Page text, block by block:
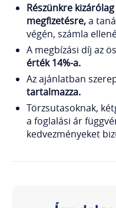
Részünkre
megfizetésre,a
végén, számla
A megbízási díj az
érték14%-a.
Az ajánlatban
tartalmazza.
Törzsutasoknak,
a foglalási ár
kedvezményeket